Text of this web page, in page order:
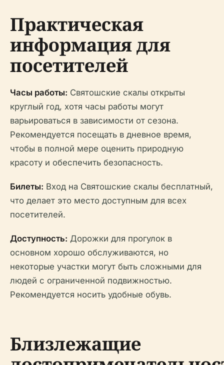
Практическая
информация для
посетителей
Часы работы: Святошские скалы открыты
круглый год, хотя часы работы могут
варьироваться в зависимости от сезона.
Рекомендуется посещать в дневное время,
чтобы в полной мере оценить природную
красоту и обеспечить безопасность.
Билеты: Вход на Святошские скалы бесплатный,
что делает это место доступным для всех
посетителей.
Доступность: Дорожки для прогулок в
основном хорошо обслуживаются, но
некоторые участки могут быть сложными для
людей с ограниченной подвижностью.
Рекомендуется носить удобные обувь.
Близлежащие